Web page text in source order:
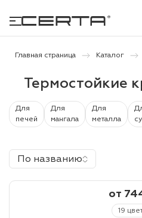
покрытия
и дачи
бетону,
Главная страница Каталог
Термостойкие
Для
печей
Для
мангала
Для
металла
По названию
19
от